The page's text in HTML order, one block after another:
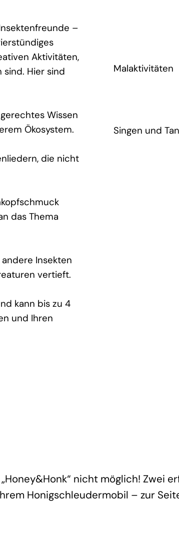
nicht möglich! Zwei
Honigschleudermobil – zur
Malaktivitäten
Singen und
–
Aktivitäten,
Hier sind
Wissen
Ökosystem.
die nicht
das Thema
Insekten
vertieft.
kann bis zu 4
und Ihren